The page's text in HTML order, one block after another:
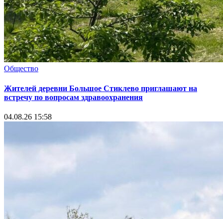
Общество
Жителей деревни Большое Стиклево приглашают на
встречу по вопросам здравоохранения
04.08.26 15:58